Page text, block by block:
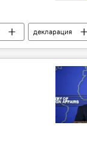
декларация